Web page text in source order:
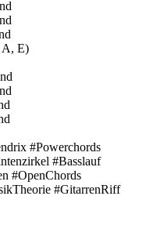
A, E)
#Powerchords
#Basslauf
#OpenChords
#GitarrenRiff